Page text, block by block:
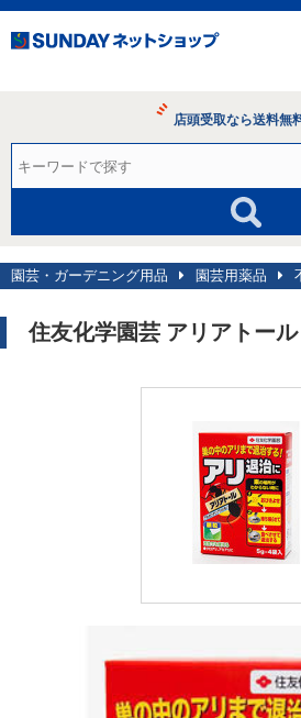
店頭受取なら送料無
園芸・ガーデニング用品 園芸用薬品
住友化学園芸 アリアトール